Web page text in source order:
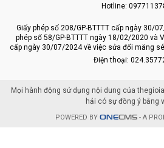
Ngày 26/7/2026, tại Khu đô thị Sala,
Chí Minh), Tổng Công ty Tân Cảng
chạy SNP Run As One 2026 với sự
động viên là đại diện các cơ quan...